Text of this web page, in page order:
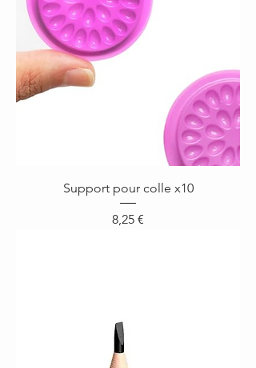
Support pour colle x10
Prix
8,25 €